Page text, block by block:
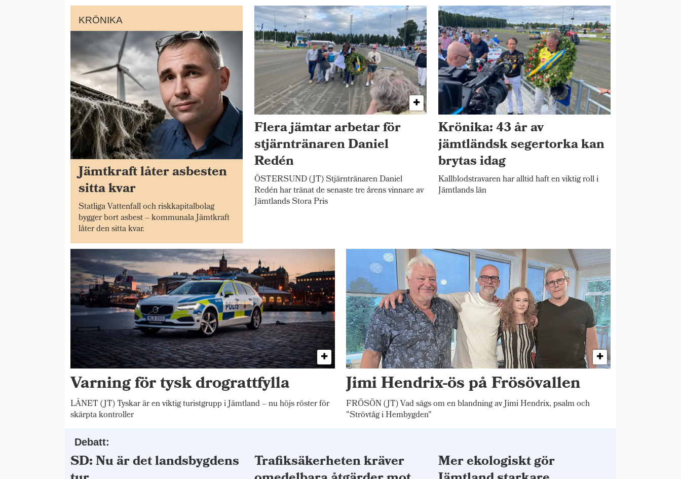
KRÖNIKA
Jämtkraft låter asbesten
sitta kvar
Statliga Vattenfall och riskkapitalbolag
bygger bort asbest – kommunala Jämtkraft
låter den sitta kvar.
Flera jämtar arbetar för
stjärntränaren Daniel
Redén
ÖSTERSUND (JT) Stjärntränaren Daniel
Redén har tränat de senaste tre årens vinnare av
Jämtlands Stora Pris
Krönika: 43 år av
jämtländsk segertorka kan
brytas idag
Kallblodstravaren har alltid haft en viktig roll i
Jämtlands län
Varning för tysk drograttfylla
LÄNET (JT) Tyskar är en viktig turistgrupp i Jämtland – nu höjs röster för
skärpta kontroller
Jimi Hendrix-ös på Frösövallen
FRÖSÖN (JT) Vad sägs om en blandning av Jimi Hendrix, psalm och
"Strövtåg i Hembygden"
Debatt:
SD: Nu är det landsbygdens Trafiksäkerheten kräver Mer ekologiskt gör